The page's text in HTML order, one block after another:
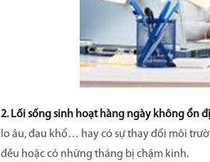
2. Lối sống sinh hoạt hàng ngày không ổn
lo âu, đau khổ… hay có sự thay đổi môi
đều hoặc có những tháng bị chậm kinh.